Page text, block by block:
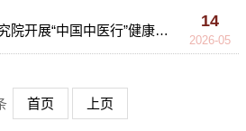
展“中国中医行”健康服务活动
14
2026-05
首页 上页